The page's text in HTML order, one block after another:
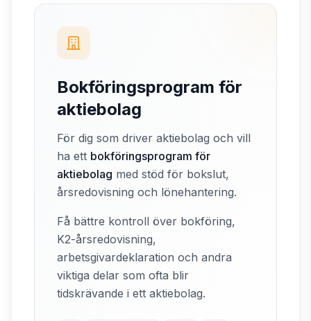
Bokföringsprogram för
aktiebolag
För dig som driver aktiebolag och vill
ha ett bokföringsprogram för
aktiebolag med stöd för bokslut,
årsredovisning och lönehantering.
Få bättre kontroll över bokföring,
K2-årsredovisning,
arbetsgivardeklaration och andra
viktiga delar som ofta blir
tidskrävande i ett aktiebolag.